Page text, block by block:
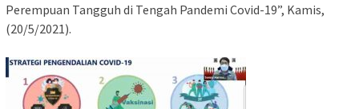
Perempuan Tangguh di Tengah Pandemi Covid-19”, Kamis,
(20/5/2021).